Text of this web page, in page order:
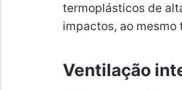
termoplásticos de
impactos, ao mesmo
Ventilação